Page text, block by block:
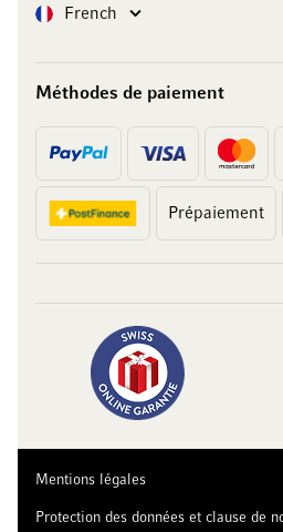
LangueFrench
Méthodes de paiement
Prépaiement
Mentions légales
Protection des données et clause de
10 francs
sur votre achat
Abonnez-vous à notre newsletter et